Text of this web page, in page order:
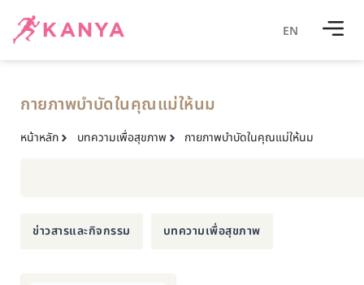
EN
กายภาพบำบัดในคุณแม่ให้นม
หน้าหลัก บทความเพื่อสุขภาพ กายภาพบำบัดในคุณแม่ให้นม
ข่าวสารและกิจกรรม บทความเพื่อสุขภาพ